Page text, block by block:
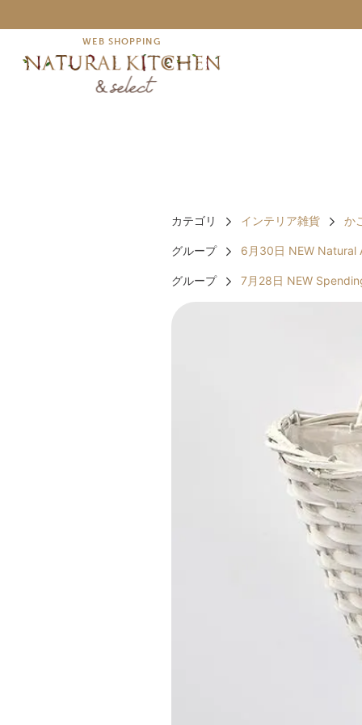
WEB SHOPPING
カテゴリ インテリア雑貨 か
グループ 6月30日 NEW Natural
グループ 7月28日 NEW